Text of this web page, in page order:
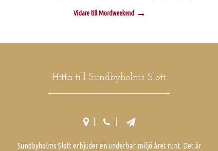
Vidare till Mordweekend
Hitta till Sundbyholms Slott
Sundbyholms Slott erbjuder en underbar miljö året runt. Det är